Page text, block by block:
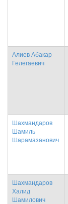
Алиев Абакар
Гелегаевич
Шахмандаров
Шамиль
Шарамазанович
Шахмандаров
Халид
Шамилович